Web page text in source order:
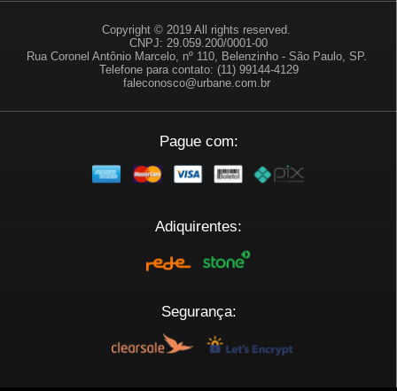
Copyright © 2019 All rights reserved.
CNPJ: 29.059.200/0001-00
Rua Coronel Antônio Marcelo, nº 110, Belenzinho - São Paulo, SP.
Telefone para contato: (11) 99144-4129
faleconosco@urbane.com.br
Pague com:
Adiquirentes:
Segurança: